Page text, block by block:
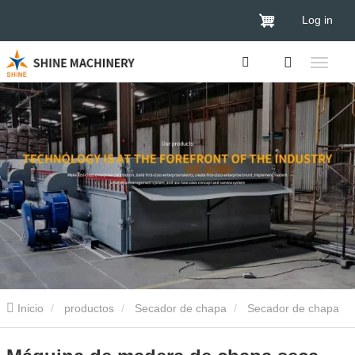
Log in
Inicio productos Secador de chapa Secador de chapa
de madera contrachapada